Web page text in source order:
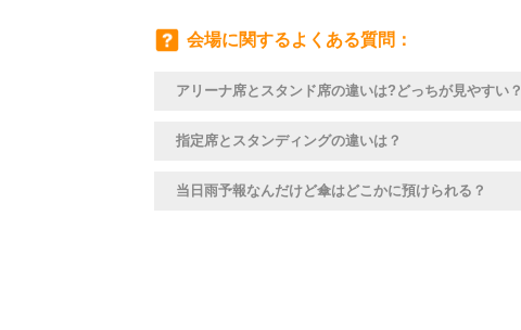
会場に関するよくある質問
アリーナ席とスタンド席の違いは?どっちが見やすい？
指定席とスタンディングの違いは？
当日雨予報なんだけど傘はどこかに預けられる？